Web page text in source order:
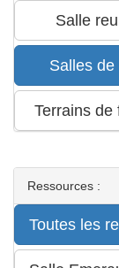
Ressources :